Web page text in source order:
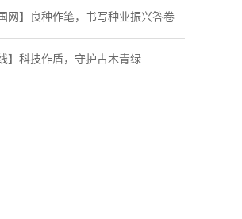
网】良种作笔，书写种业振兴答卷
】科技作盾，守护古木青绿